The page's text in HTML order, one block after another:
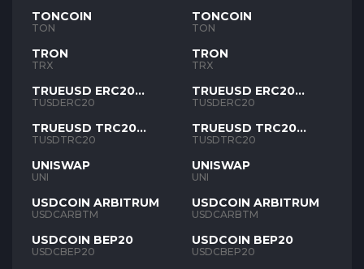
TONCOIN
TON
TRON
TRX
TRUEUSD ERC20
TUSD
TUSDERC20
TRUEUSD TRC20
TUSD
TUSDTRC20
UNISWAP
UNI
USDCOIN ARBITRUM
USDCARBTM
USDCOIN BEP20
USDCBEP20
TONCOIN
TON
TRON
TRX
TRUEUSD ERC20
TUSD
TUSDERC20
TRUEUSD TRC20
TUSD
TUSDTRC20
UNISWAP
UNI
USDCOIN ARBITRUM
USDCARBTM
USDCOIN BEP20
USDCBEP20